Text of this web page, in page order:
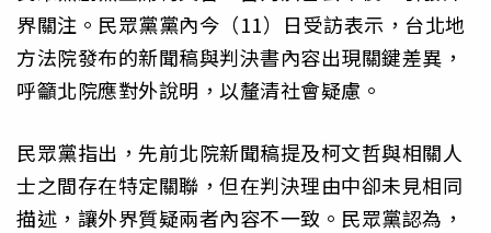
界關注。民眾黨黨內今（11）日受訪表示，台北地
方法院發布的新聞稿與判決書內容出現關鍵差異，
呼籲北院應對外說明，以釐清社會疑慮。
民眾黨指出，先前北院新聞稿提及柯文哲與相關人
士之間存在特定關聯，但在判決理由中卻未見相同
描述，讓外界質疑兩者內容不一致。民眾黨認為，